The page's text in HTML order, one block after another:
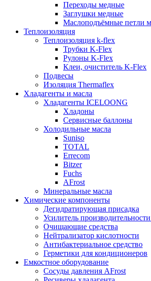
Переходы медные
Заглушки медные
Маслоподъёмные петли
Теплоизоляция
Теплоизоляция k-flex
Трубки K-Flex
Рулоны K-Flex
Клеи, очиститель K-Flex
Подвесы
Изоляция Thermaflex
Хладагенты и масла
Хладагенты ICELOONG
Хладоны
Сервисные баллоны
Холодильные масла
Suniso
TOTAL
Errecom
Bitzer
Fuchs
AFrost
Минеральные масла
Химические компоненты
Дегидратирующая присадка
Усилитель
Очищающие средства
Нейтрализатор кислотности
Антибактериальное средство
Герметики для кондиционеров
Емкостное оборудование
Сосуды давления AFrost